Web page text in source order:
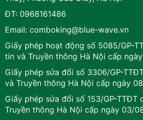
ĐT: 0968161486
Email: comboking@blue-wave.vn
Giấy phép hoạt động số 5085/GP-
tin và Truyền thông Hà Nội cấp
Giấy phép sửa đổi số 3306/GP-
và Truyền thông Hà Nội cấp ngày
Giấy phép sửa đổi số 153/GP-TTĐT
Truyền thông Hà Nội cấp ngày 03/